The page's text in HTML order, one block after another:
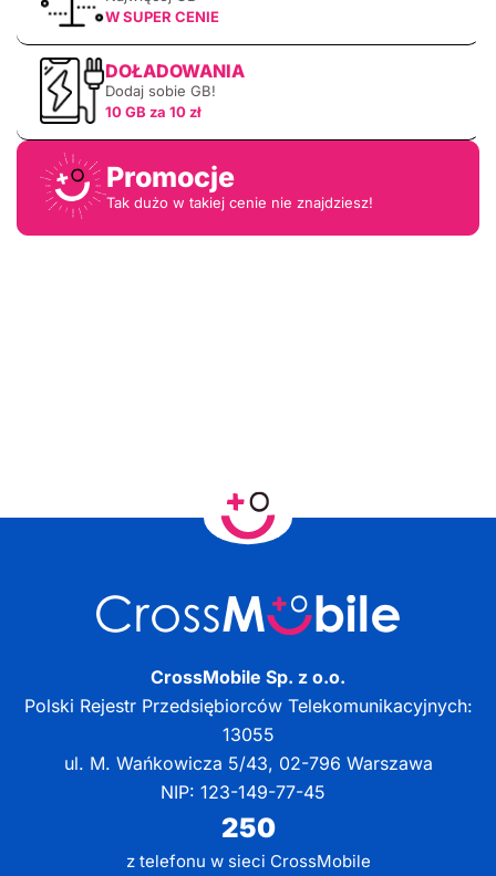
W SUPER CENIE
DOŁADOWANIA
Dodaj sobie GB!
10 GB za 10 zł
Promocje
Tak dużo w takiej cenie nie znajdziesz!
CrossMobile Sp. z o.o.
Polski Rejestr Przedsiębiorców Telekomunikacyjnych:
13055
ul. M. Wańkowicza 5/43, 02-796 Warszawa
NIP: 123-149-77-45
250
z telefonu w sieci CrossMobile